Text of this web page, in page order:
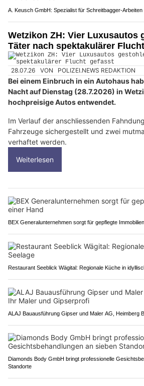
A. Keusch GmbH: Spezialist für Schreitbagger-
Wetzikon ZH: Vier Luxusautos
Täter nach spektakulärer
28.07.26 VON POLIZEI.NEWS REDAKTION
Bei einem Einbruch in ein Autohaus
Nacht auf Dienstag (28.7.2026) in
hochpreisige Autos entwendet.
Im Verlauf der anschliessenden
Fahrzeuge sichergestellt und zwei
verhaftet werden.
Weiterlesen
BEX Generalunternehmen sorgt für gepflegte
Restaurant Seeblick Wägital: Regionale Küche in
ALAJ Bauausführung Gipser und Maler AG, Heimberg
Diamonds Body GmbH bringt professionelle
Standorte